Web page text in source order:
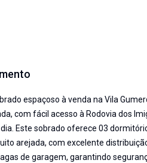
espaçoso à venda na Vila
com fácil acesso à Rodovia dos
Este sobrado oferece 03
arejada, com excelente
de garagem, garantindo